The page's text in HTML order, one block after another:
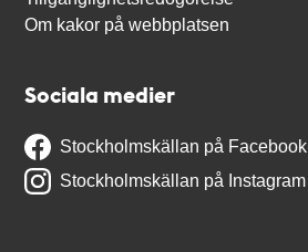
Om kakor på webbplatsen
Sociala medier
Stockholmskällan på Facebook
Stockholmskällan på Instagram